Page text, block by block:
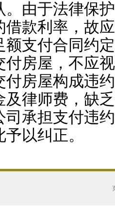
。由于法律保
借款利率，故
额支付合同约
付房屋，不应
付房屋构成违
及律师费，缺
司承担支付违
以纠正。